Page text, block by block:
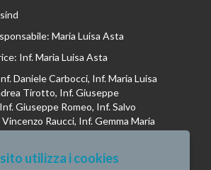
Maria Luisa Asta
Inf. Maria Luisa Asta
Daniele Carbocci, Inf. Maria Luisa
Tirotto, Inf. Giuseppe
Giuseppe Romeo, Inf. Salvo
Raucci, Inf. Gemma Maria
Barone , Inf. Donato Cosi,
utilizza i cookies